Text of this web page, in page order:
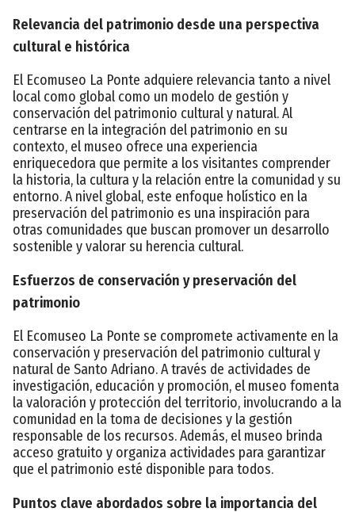
Relevancia del patrimonio desde una perspectiva
cultural e histórica
El Ecomuseo La Ponte adquiere relevancia tanto a nivel
local como global como un modelo de gestión y
conservación del patrimonio cultural y natural. Al
centrarse en la integración del patrimonio en su
contexto, el museo ofrece una experiencia
enriquecedora que permite a los visitantes comprender
la historia, la cultura y la relación entre la comunidad y su
entorno. A nivel global, este enfoque holístico en la
preservación del patrimonio es una inspiración para
otras comunidades que buscan promover un desarrollo
sostenible y valorar su herencia cultural.
Esfuerzos de conservación y preservación del
patrimonio
El Ecomuseo La Ponte se compromete activamente en la
conservación y preservación del patrimonio cultural y
natural de Santo Adriano. A través de actividades de
investigación, educación y promoción, el museo fomenta
la valoración y protección del territorio, involucrando a la
comunidad en la toma de decisiones y la gestión
responsable de los recursos. Además, el museo brinda
acceso gratuito y organiza actividades para garantizar
que el patrimonio esté disponible para todos.
Puntos clave abordados sobre la importancia del